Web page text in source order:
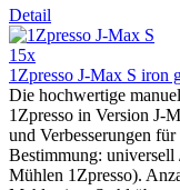
Detail
15x
1Zpresso J-Max S iron
Die hochwertige
1Zpresso in Version J-
und Verbesserungen
Bestimmung: universell
Mühlen 1Zpresso).